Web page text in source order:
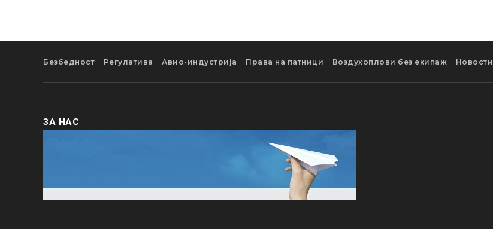
Безбедност Регулатива Авио-индустрија Права на патници Воздухоплови без екипаж Новости
ЗА НАС